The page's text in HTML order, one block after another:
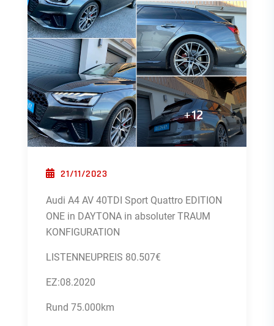
POSTED ON
21/11/2023
Audi A4 AV 40TDI Sport Quattro EDITION
ONE in DAYTONA in absoluter TRAUM
KONFIGURATION
LISTENNEUPREIS 80.507€
EZ:08.2020
Rund 75.000km